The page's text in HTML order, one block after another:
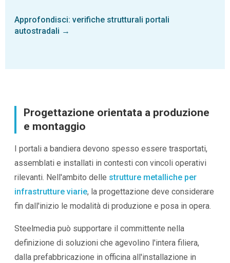
Approfondisci: verifiche strutturali portali
autostradali →
Progettazione orientata a produzione
e montaggio
I portali a bandiera devono spesso essere trasportati,
assemblati e installati in contesti con vincoli operativi
rilevanti. Nell'ambito delle strutture metalliche per
infrastrutture viarie, la progettazione deve considerare
fin dall'inizio le modalità di produzione e posa in opera.
Steelmedia può supportare il committente nella
definizione di soluzioni che agevolino l'intera filiera,
dalla prefabbricazione in officina all'installazione in